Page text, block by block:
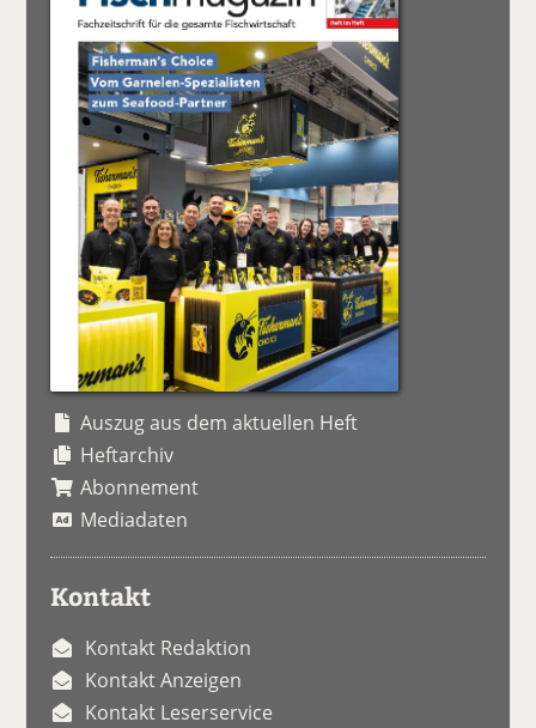
Auszug aus dem aktuellen Heft
Heftarchiv
Abonnement
Mediadaten
Kontakt
Kontakt Redaktion
Kontakt Anzeigen
Kontakt Leserservice